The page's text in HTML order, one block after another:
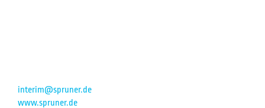
interim@spruner.de
www.spruner.de